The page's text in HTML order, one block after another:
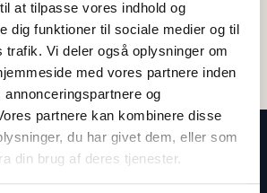
at tilpasse vores indhold og
dig funktioner til sociale medier og til
trafik. Vi deler også oplysninger om
med vores partnere inden
og
partnere kan kombinere disse
du har givet dem, eller som
din brug af deres tjenester.